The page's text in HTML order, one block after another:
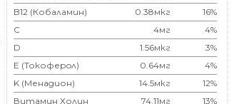
B12 (Кобаламин)
0.38мкг
16%
C
4мг
4%
D
1.56мкг
3%
E (Токоферoл)
0.64мг
4%
K (Менадион)
14.5мкг
12%
Витамин Холин
74.11мг
13%